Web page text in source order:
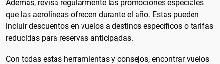
Además, revisa regularmente las promociones especiales
que las aerolíneas ofrecen durante el año. Estas pueden
incluir descuentos en vuelos a destinos específicos o tarifas
reducidas para reservas anticipadas.
Con todas estas herramientas y consejos, encontrar vuelos